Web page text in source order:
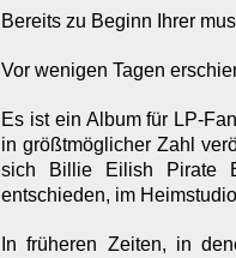
Bereits zu Beginn Ihrer
Vor wenigen Tagen
Es ist ein Album für LP-
in größtmöglicher Zahl
sich Billie Eilish Pirate
entschieden, im
In früheren Zeiten, in